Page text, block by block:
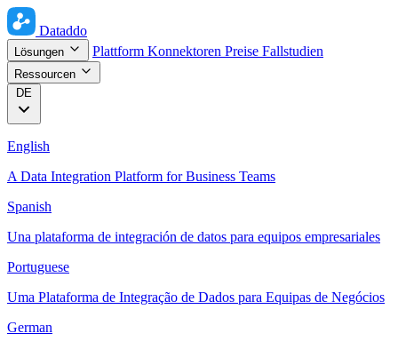
Dataddo
Lösungen Plattform Konnektoren Preise Fallstudien
Ressourcen
DE
English
A Data Integration Platform for Business Teams
Spanish
Una plataforma de integración de datos para equipos empresariales
Portuguese
Uma Plataforma de Integração de Dados para Equipas de Negócios
German